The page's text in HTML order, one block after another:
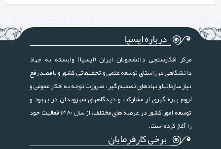
درباره ایسپا
مرکز افکارسنجی دانشجویان ایران (ایسپا) وابسته به جهاد
دانشگاهی در راستای توسعه علمی و تحقیقاتی کشور و با قصد رفع
نیاز سازمانها و نهادهای تصمیم گیر ، ضرورت توجه به افکار عمومی و
لزوم بهره گیری از مشارکت و دیدگاههای شهروندان در بهبود و
توسعه امور کشور در عرصه های مختلف، از سال 1380 فعالیت خود
را آغاز کرده است.
برخی کارفرمایان